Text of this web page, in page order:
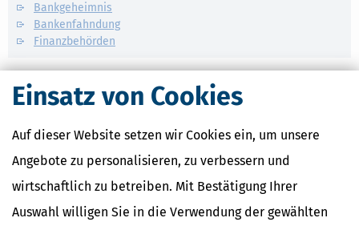
Einsatz von Cookies
Auf dieser Website setzen wir Cookies ein, um unsere
Angebote zu personalisieren, zu verbessern und
wirtschaftlich zu betreiben. Mit Bestätigung Ihrer
Auswahl willigen Sie in die Verwendung der gewählten
Bankgeheimnis
Bankenfahndung
Finanzbehörden